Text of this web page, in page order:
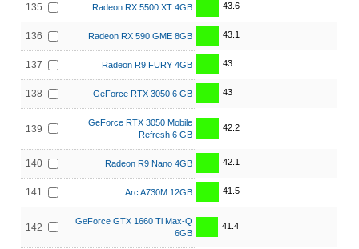
135 Radeon RX 5500 XT 4GB 43.6
136 Radeon RX 590 GME 8GB 43.1
137 Radeon R9 FURY 4GB 43
138 GeForce RTX 3050 6 GB 43
139
GeForce RTX 3050 Mobile
Refresh 6 GB
42.2
140 Radeon R9 Nano 4GB 42.1
141 Arc A730M 12GB 41.5
142
GeForce GTX 1660 Ti Max-Q
6GB
41.4